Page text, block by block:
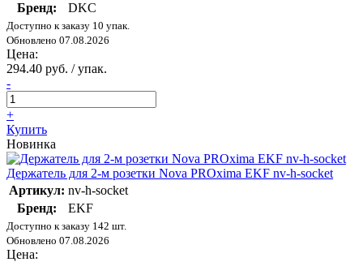
Бренд:
DKC
Доступно к заказу 10 упак.
Обновлено 07.08.2026
Цена:
294.40 руб. / упак.
-
+
Купить
Новинка
Держатель для 2-м розетки Nova PROxima EKF nv-h-socket
Артикул: nv-h-socket
Бренд:
EKF
Доступно к заказу 142 шт.
Обновлено 07.08.2026
Цена: